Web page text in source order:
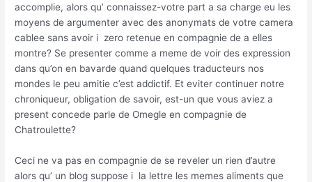
accomplie, alors qu’ connaissez-votre part a sa charge eu les
moyens de argumenter avec des anonymats de votre camera
cablee sans avoir i zero retenue en compagnie de a elles
montre? Se presenter comme a meme de voir des expression
dans qu’on en bavarde quand quelques traducteurs nos
mondes le peu amitie c’est addictif. Et eviter continuer notre
chroniqueur, obligation de savoir, est-un que vous aviez a
present concede parle de Omegle en compagnie de
Chatroulette?
Ceci ne va pas en compagnie de se reveler un rien d’autre
alors qu’ un blog suppose i la lettre les memes aliments que